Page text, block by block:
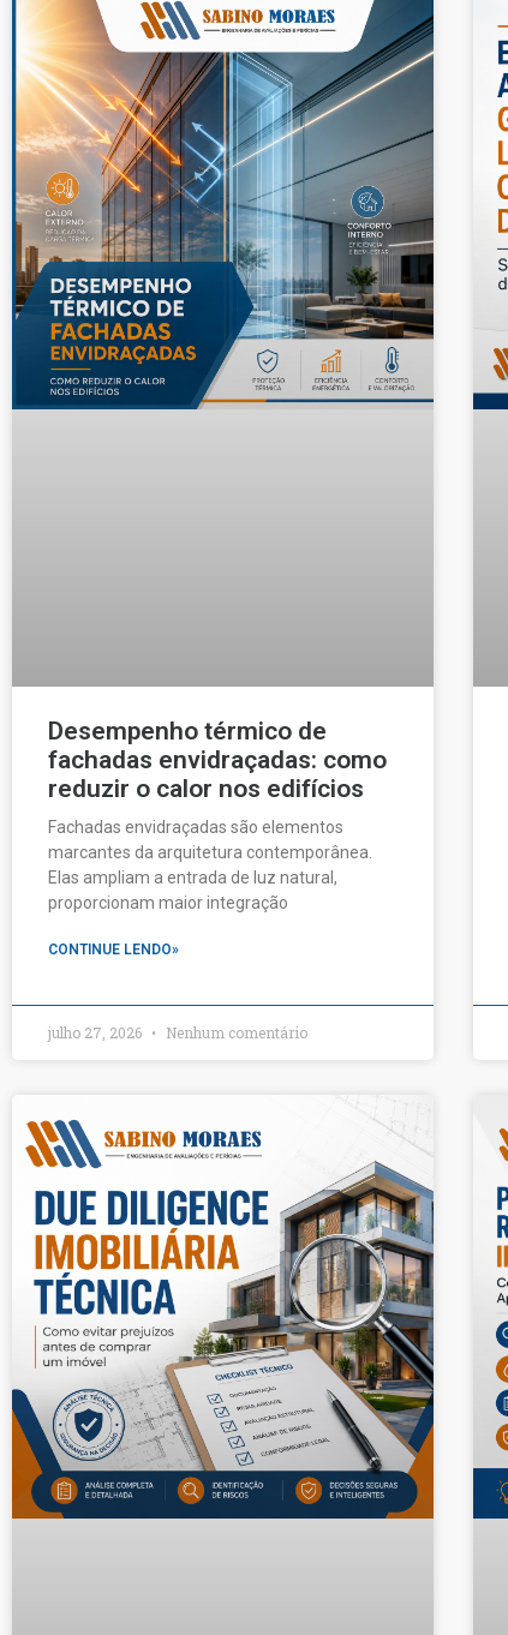
Desempenho térmico de
fachadas envidraçadas: como
reduzir o calor nos edifícios
Fachadas envidraçadas são elementos
marcantes da arquitetura contemporânea.
Elas ampliam a entrada de luz natural,
proporcionam maior integração
CONTINUE LENDO»
julho 27, 2026 Nenhum comentário